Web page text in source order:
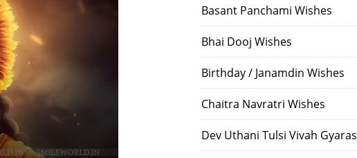
Basant Panchami Wishes
Bhai Dooj Wishes
Birthday / Janamdin Wishes
Chaitra Navratri Wishes
Dev Uthani Tulsi Vivah Gyaras